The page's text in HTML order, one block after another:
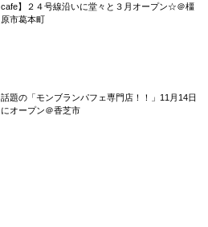
cafe】２４号線沿いに堂々と３月オープン☆＠橿
原市葛本町
話題の「モンブランパフェ専門店！！」11月14日
にオープン＠香芝市